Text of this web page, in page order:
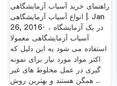
راهنمای خرید آسیاب آزمایشگاهی
| انواع آسیاب آزمایشگاهی. Jan
26, 2016· در یک آزمایشگاه ،
آسیاب آزمایشگاهی معمولا
استفاده می شود یه این دلیل که
اکثر مواد مورد نیاز برای نمونه
گیری در عمل مخلوط های غیر
همگن هستند و بهترین روش ...